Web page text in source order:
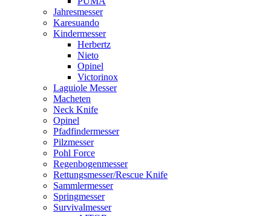
Jahresmesser
Karesuando
Kindermesser
Herbertz
Nieto
Opinel
Victorinox
Laguiole Messer
Macheten
Neck Knife
Opinel
Pfadfindermesser
Pilzmesser
Pohl Force
Regenbogenmesser
Rettungsmesser/Rescue Knife
Sammlermesser
Springmesser
Survivalmesser